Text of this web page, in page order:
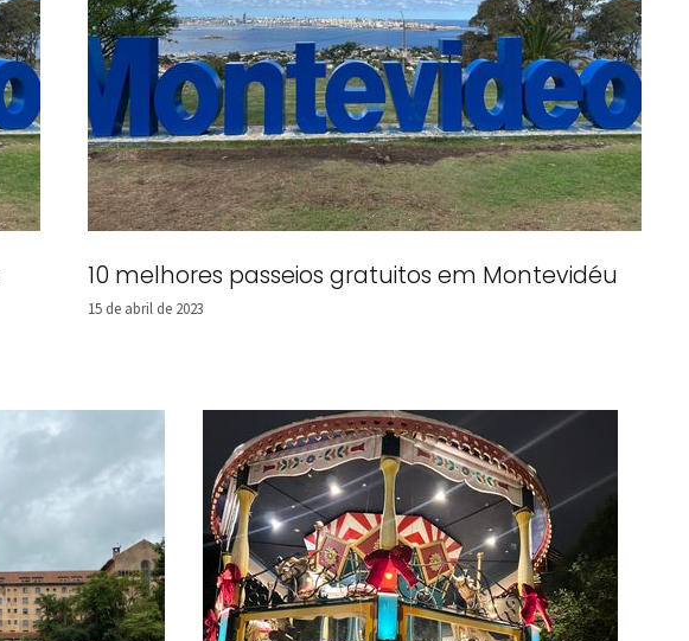
10 melhores passeios gratuitos em Montevidéu
15 de abril de 2023